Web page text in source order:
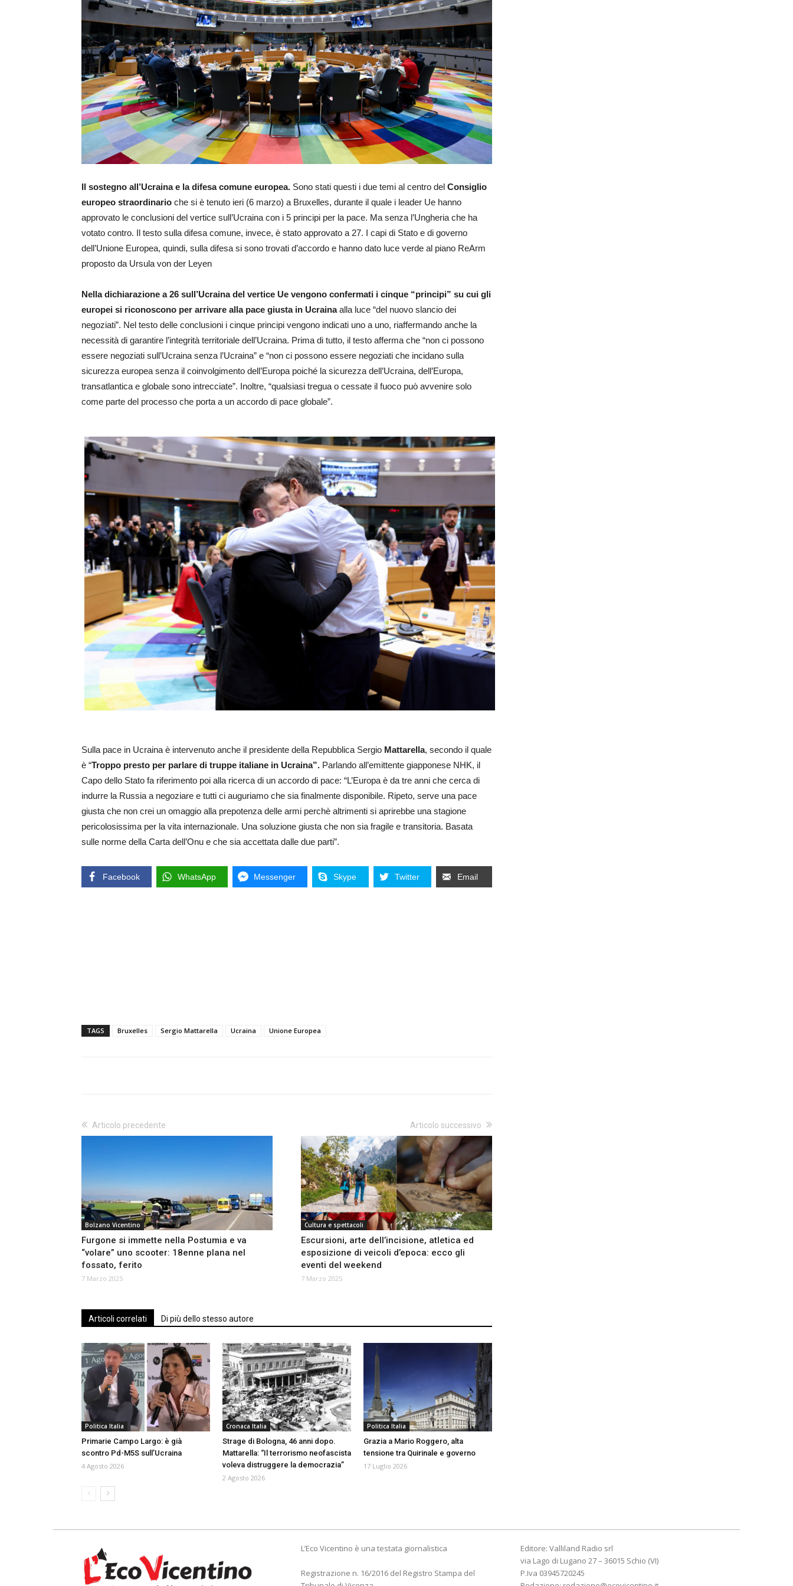
Il sostegno all’Ucraina e la difesa comune europea. Sono stati questi i due temi al centro del Consiglio
europeo straordinario che si è tenuto ieri (6 marzo) a Bruxelles, durante il quale i leader Ue hanno
approvato le conclusioni del vertice sull’Ucraina con i 5 principi per la pace. Ma senza l’Ungheria che ha
votato contro. Il testo sulla difesa comune, invece, è stato approvato a 27. I capi di Stato e di governo
dell’Unione Europea, quindi, sulla difesa si sono trovati d’accordo e hanno dato luce verde al piano ReArm
proposto da Ursula von der Leyen
Nella dichiarazione a 26 sull’Ucraina del vertice Ue vengono confermati i cinque “principi” su cui gli
europei si riconoscono per arrivare alla pace giusta in Ucrainaalla luce “del nuovo slancio dei
negoziati”. Nel testo delle conclusioni i cinque principi vengono indicati uno a uno, riaffermando anche la
necessità di garantire l’integrità territoriale dell’Ucraina. Prima di tutto, il testo afferma che “non ci possono
essere negoziati sull’Ucraina senza l’Ucraina” e “non ci possono essere negoziati che incidano sulla
sicurezza europea senza il coinvolgimento dell’Europa poiché la sicurezza dell’Ucraina, dell’Europa,
transatlantica e globale sono intrecciate”. Inoltre, “qualsiasi tregua o cessate il fuoco può avvenire solo
come parte del processo che porta a un accordo di pace globale”.
Sulla pace in Ucraina è intervenuto anche il presidente della Repubblica Sergio Mattarella, secondo il quale
è “Troppo presto per parlare di truppe italiane in Ucraina”. Parlando all’emittente giapponese NHK, il
Capo dello Stato fa riferimento poi alla ricerca di un accordo di pace: “L’Europa è da tre anni che cerca di
indurre la Russia a negoziare e tutti ci auguriamo che sia finalmente disponibile. Ripeto, serve una pace
giusta che non crei un omaggio alla prepotenza delle armi perchè altrimenti si aprirebbe una stagione
pericolosissima per la vita internazionale. Una soluzione giusta che non sia fragile e transitoria. Basata
sulle norme della Carta dell’Onu e che sia accettata dalle due parti”.
Facebook WhatsApp Messenger Skype Twitter Email
TAGS Bruxelles Sergio Mattarella Ucraina Unione Europea
Articolo precedente
Bolzano Vicentino
Furgone si immette nella Postumia e va
“volare” uno scooter: 18enne plana nel
fossato, ferito
7 Marzo 2025
Articolo successivo
Cultura e spettacoli
Escursioni, arte dell’incisione, atletica ed
esposizione di veicoli d’epoca: ecco gli
eventi del weekend
7 Marzo 2025
Articoli correlati Di più dello stesso autore
Politica Italia
Primarie Campo Largo: è già
scontro Pd-M5S sull’Ucraina
4 Agosto 2026
Cronaca Italia
Strage di Bologna, 46 anni dopo.
Mattarella: “Il terrorismo neofascista
voleva distruggere la democrazia”
2 Agosto 2026
Politica Italia
Grazia a Mario Roggero, alta
tensione tra Quirinale e governo
17 Luglio 2026
L’Eco Vicentino è una testata giornalistica
Registrazione n. 16/2016 del Registro Stampa del
Editore: Valliland Radio srl
via Lago di Lugano 27 – 36015 Schio (VI)
P.Iva 03945720245